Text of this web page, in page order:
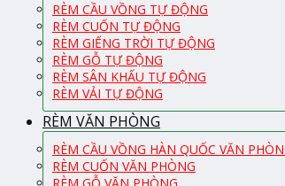
RÈM CẦU VỒNG TỰ ĐỘNG
RÈM CUỐN TỰ ĐỘNG
RÈM GIẾNG TRỜI TỰ ĐỘNG
RÈM GỖ TỰ ĐỘNG
RÈM SÂN KHẤU TỰ ĐỘNG
RÈM VẢI TỰ ĐỘNG
RÈM VĂN PHÒNG
RÈM CẦU VỒNG HÀN QUỐC VĂN
RÈM CUỐN VĂN PHÒNG